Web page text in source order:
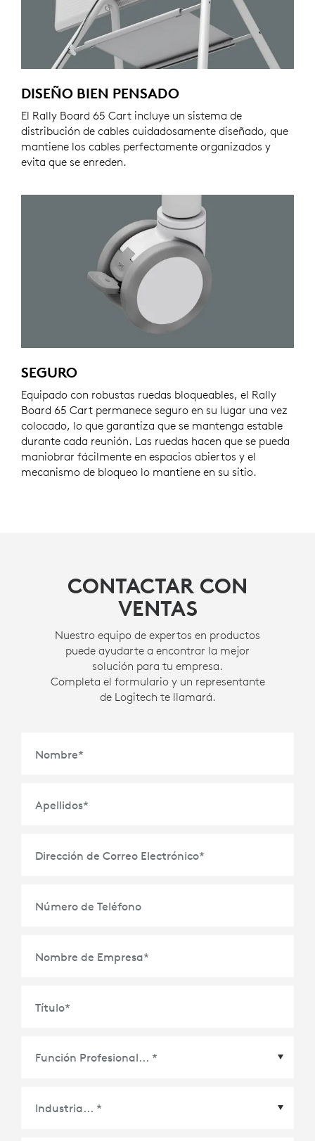
DISEÑO BIEN PENSADO
El Rally Board 65 Cart incluye un sistema de
distribución de cables cuidadosamente diseñado, que
mantiene los cables perfectamente organizados y
evita que se enreden.
SEGURO
Equipado con robustas ruedas bloqueables, el Rally
Board 65 Cart permanece seguro en su lugar una vez
colocado, lo que garantiza que se mantenga estable
durante cada reunión. Las ruedas hacen que se pueda
maniobrar fácilmente en espacios abiertos y el
mecanismo de bloqueo lo mantiene en su sitio.
CONTACTAR CON
VENTAS
Nuestro equipo de expertos en productos
puede ayudarte a encontrar la mejor
solución para tu empresa.
Completa el formulario y un representante
de Logitech te llamará.
Nombre*
Apellidos*
Dirección de Correo Electrónico*
Número de Teléfono
Nombre de Empresa*
Título*